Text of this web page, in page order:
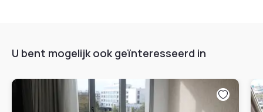
U bent mogelijk ook geïnteresseerd in